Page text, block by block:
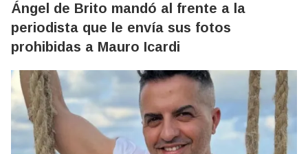
Ángel de Brito mandó al frente a la
periodista que le envía sus fotos
prohibidas a Mauro Icardi